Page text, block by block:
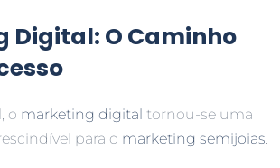
Digital: O Caminho
o marketing digital tornou-se uma
para o marketing semijoias.